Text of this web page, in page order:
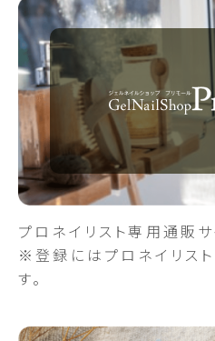
プロネイリスト専用通販サ
※登録にはプロネイリス
す。